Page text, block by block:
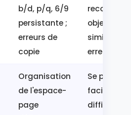
b/d, p/q, 6/9
persistante ;
erreurs de
copie
objets
similaires ;
erreurs de
Organisation
de l'espace-
page
Se perd
facilement
difficulté à